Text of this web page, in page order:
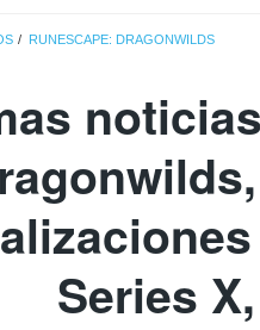
RUNESCAPE: DRAGONWILDS
Series